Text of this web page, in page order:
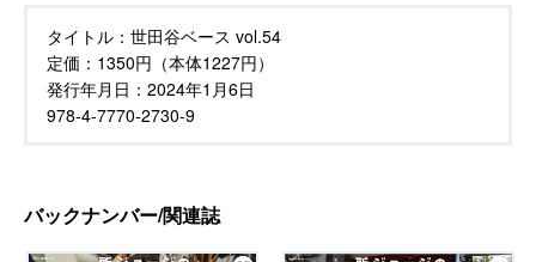
タイトル： 世田谷ベース vol.54
定価： 1350円（本体1227円）
発行年月日： 2024年1月6日
978-4-7770-2730-9
バックナンバー/関連誌